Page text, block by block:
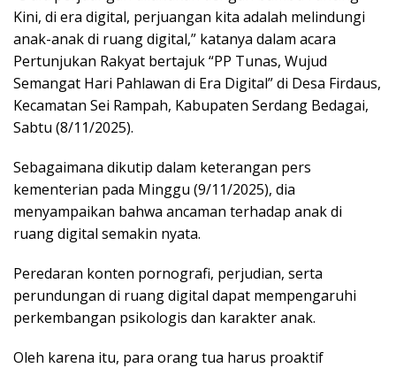
Kini, di era digital, perjuangan kita adalah melindungi
anak-anak di ruang digital,” katanya dalam acara
Pertunjukan Rakyat bertajuk “PP Tunas, Wujud
Semangat Hari Pahlawan di Era Digital” di Desa Firdaus,
Kecamatan Sei Rampah, Kabupaten Serdang Bedagai,
Sabtu (8/11/2025).
Sebagaimana dikutip dalam keterangan pers
kementerian pada Minggu (9/11/2025), dia
menyampaikan bahwa ancaman terhadap anak di
ruang digital semakin nyata.
Peredaran konten pornografi, perjudian, serta
perundungan di ruang digital dapat mempengaruhi
perkembangan psikologis dan karakter anak.
Oleh karena itu, para orang tua harus proaktif